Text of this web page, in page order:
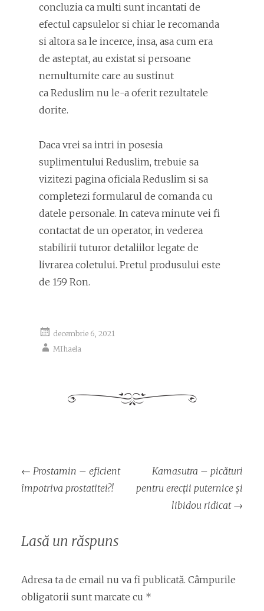
concluzia ca multi sunt incantati de
efectul capsulelor si chiar le recomanda
si altora sa le incerce, insa, asa cum era
de asteptat, au existat si persoane
nemultumite care au sustinut
ca Reduslim nu le-a oferit rezultatele
dorite.
Daca vrei sa intri in posesia
suplimentului Reduslim, trebuie sa
vizitezi pagina oficiala Reduslim si sa
completezi formularul de comanda cu
datele personale. In cateva minute vei fi
contactat de un operator, in vederea
stabilirii tuturor detaliilor legate de
livrarea coletului. Pretul produsului este
de 159 Ron.
decembrie 6, 2021
MIhaela
Navigare
articol
← Prostamin – eficient
împotriva prostatitei?!
Kamasutra – picături
pentru erecţii puternice și
libidou ridicat →
Lasă un răspuns
Adresa ta de email nu va fi publicată. Câmpurile
obligatorii sunt marcate cu *